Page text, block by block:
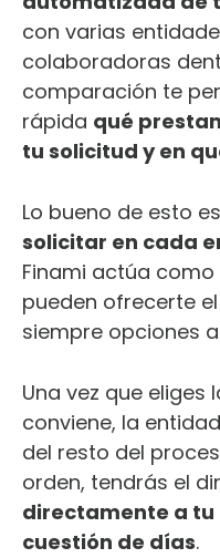
con varias
colaboradoras
comparación te
rápida qué
tu solicitud y en
Lo bueno de esto
solicitar en cada
Finami actúa
pueden ofrecerte
siempre opciones
Una vez que
conviene, la
del resto del
orden, tendrás el
directamente a
cuestión de días.